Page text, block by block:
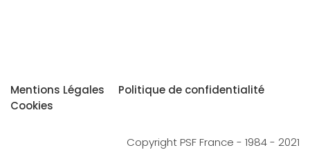
Mentions Légales
Politique de confidentialité
Cookies
Copyright PSF France - 1984 - 2021